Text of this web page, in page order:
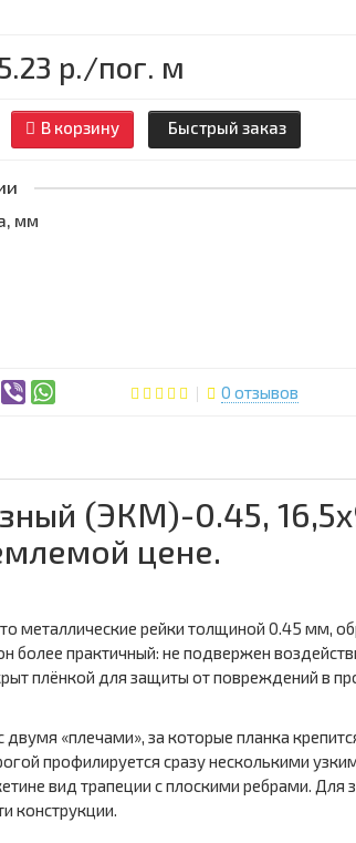
р./пог. м
В корзину Быстрый заказ
мм
0 отзывов
(ЭКМ)-0.45,
цене.
металлические рейки толщиной 0.45 мм,
более практичный: не подвержен
плёнкой для защиты от повреждений в
«плечами», за которые планка
профилируется сразу несколькими
вид трапеции с плоскими ребрами. Для
конструкции.